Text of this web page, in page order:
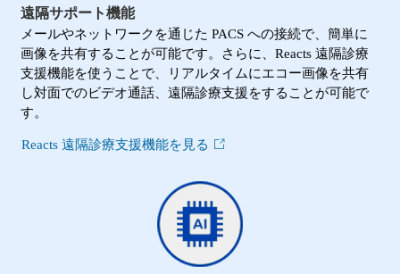
遠隔サポート機能
メールやネットワークを通じた PACS への接続で、簡単に
画像を共有することが可能です。さらに、Reacts 遠隔診療
支援機能を使うことで、リアルタイムにエコー画像を共有
し対面でのビデオ通話、遠隔診療支援をすることが可能で
す。
Reacts 遠隔診療支援機能を見る